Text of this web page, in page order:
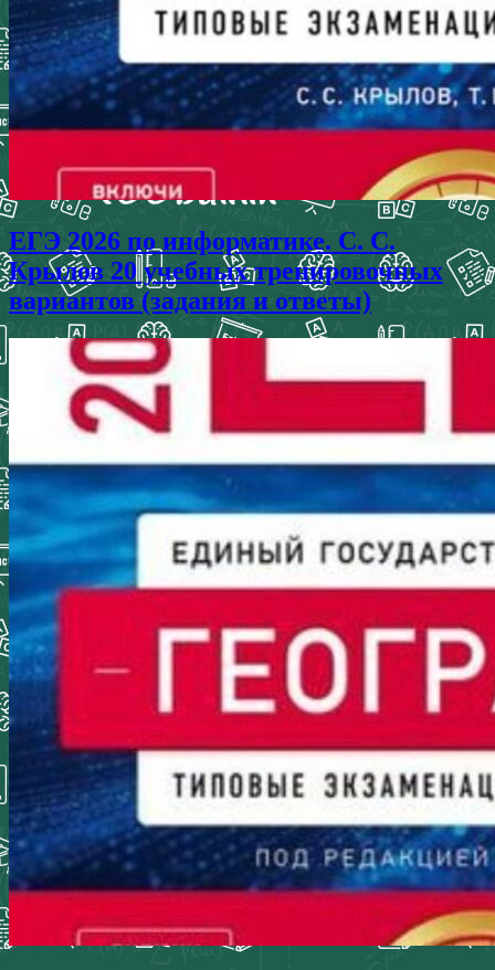
ЕГЭ 2026 по информатике. С. С.
Крылов 20 учебных тренировочных
вариантов (задания и ответы)